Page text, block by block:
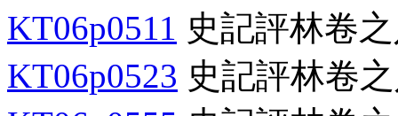
KT06p0511 史記評林卷
KT06p0523 史記評林卷